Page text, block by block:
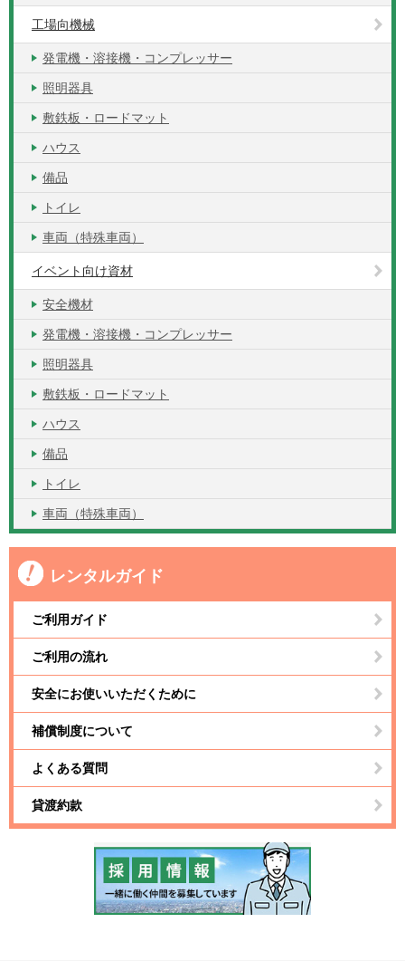
工場向機械
発電機・溶接機・コンプレッサー
照明器具
敷鉄板・ロードマット
ハウス
備品
トイレ
車両（特殊車両）
イベント向け資材
安全機材
発電機・溶接機・コンプレッサー
照明器具
敷鉄板・ロードマット
ハウス
備品
トイレ
車両（特殊車両）
レンタルガイド
ご利用ガイド
ご利用の流れ
安全にお使いいただくために
補償制度について
よくある質問
貸渡約款